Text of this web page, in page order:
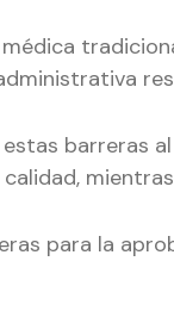
estas barreras
para la